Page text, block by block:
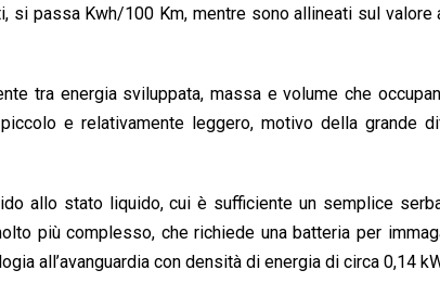
si passa Kwh/100 Km, mentre sono allineati sul valore
tra energia sviluppata, massa e volume che
e relativamente leggero, motivo della grande
allo stato liquido, cui è sufficiente un semplice
più complesso, che richiede una batteria per
all’avanguardia con densità di energia di circa 0,14